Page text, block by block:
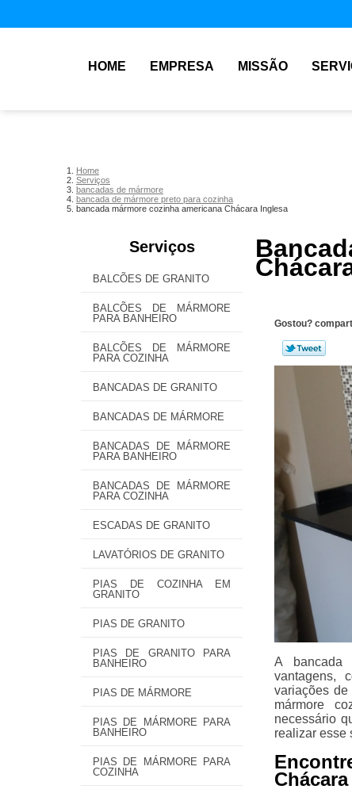
HOME EMPRESA MISSÃO
Home
Serviços
bancadas de mármore
bancada de mármore preto para cozinha
bancada mármore cozinha americana Chácara Inglesa
Serviços
BALCÕES DE GRANITO
BALCÕES DE MÁRMORE
PARA BANHEIRO
BALCÕES DE MÁRMORE
PARA COZINHA
BANCADAS DE GRANITO
BANCADAS DE MÁRMORE
BANCADAS DE MÁRMORE
PARA BANHEIRO
BANCADAS DE MÁRMORE
PARA COZINHA
ESCADAS DE GRANITO
LAVATÓRIOS DE GRANITO
PIAS DE COZINHA EM
GRANITO
PIAS DE GRANITO
PIAS DE GRANITO PARA
BANHEIRO
PIAS DE MÁRMORE
PIAS DE MÁRMORE PARA
BANHEIRO
PIAS DE MÁRMORE PARA
COZINHA
Gostou?
A bancada
vantagens,
variações de
mármore
necessário
realizar esse